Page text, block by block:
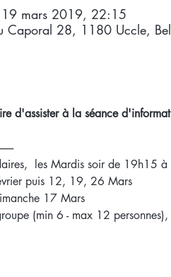
mars 2019, 22:15
Caporal 28, 1180 Uccle,
d'assister à la séance
les Mardis soir de 19h15
puis 12, 19, 26 Mars
17 Mars
(min 6 - max 12 personnes),